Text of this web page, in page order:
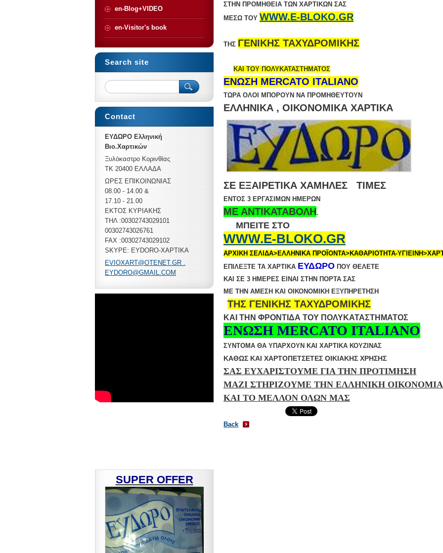
ΣΤΗΝ ΠΡΟΜΗΘΕΙΑ ΤΩΝ ΧΑΡΤΙΚΩΝ ΣΑΣ
ΜΕΣΩ ΤΟΥ WWW.E-BLOKO.GR
ΤΗΣ ΓΕΝΙΚΗΣ ΤΑΧΥΔΡΟΜΙΚΗΣ
ΚΑΙ ΤΟΥ ΠΟΛΥΚΑΤΑΣΤΗΜΑΤΟΣ
ΕΝΩΣΗ ΜERCATO ITALIANO
ΤΩΡΑ ΟΛΟΙ ΜΠΟΡΟΥΝ ΝΑ ΠΡΟΜΗΘΕΥΤΟΥΝ
ΕΛΛΗΝΙΚΑ , ΟΙΚΟΝΟΜΙΚΑ ΧΑΡΤΙΚΑ
ΣΕ ΕΞΑΙΡΕΤΙΚΑ ΧΑΜΗΛΕΣ ΤΙΜΕΣ
ΕΝΤΟΣ 3 ΕΡΓΑΣΙΜΩΝ ΗΜΕΡΩΝ
ΜΕ ΑΝΤΙΚΑΤΑΒΟΛΗ.
ΜΠΕΙΤΕ ΣΤΟ
WWW.E-BLOKO.GR
ΑΡΧΙΚΗ ΣΕΛΙΔΑ>ΕΛΛΗΝΙΚΑ ΠΡΟΪΟΝΤΑ>ΚΑΘΑΡΙΟΤΗΤΑ-
ΕΠΙΛΕΞΤΕ ΤΑ ΧΑΡΤΙΚΑ ΕΥΔΩΡΟ ΠΟΥ ΘΕΛΕΤΕ
ΚΑΙ ΣΕ 3 ΗΜΕΡΕΣ ΕΙΝΑΙ ΣΤΗΝ ΠΟΡΤΑ ΣΑΣ
ΜΕ ΤΗΝ ΑΜΕΣΗ ΚΑΙ ΟΙΚΟΝΟΜΙΚΗ ΕΞΥΠΗΡΕΤΗΣΗ
ΤΗΣ ΓΕΝΙΚΗΣ ΤΑΧΥΔΡΟΜΙΚΗΣ
ΚΑΙ ΤΗΝ ΦΡΟΝΤΙΔΑ ΤΟΥ ΠΟΛΥΚΑΤΑΣΤΗΜΑΤΟΣ
ΕΝΩΣΗ MERCATO ITALIANO
ΣΥΝΤΟΜΑ ΘΑ ΥΠΑΡΧΟΥΝ ΚΑΙ ΧΑΡΤΙΚΑ ΚΟΥΖΙΝΑΣ
ΚΑΘΩΣ ΚΑΙ ΧΑΡΤΟΠΕΤΣΕΤΕΣ ΟΙΚΙΑΚΗΣ ΧΡΗΣΗΣ
ΣΑΣ ΕΥΧΑΡΙΣΤΟΥΜΕ ΓΙΑ ΤΗΝ ΠΡΟΤΙΜΗΣΗ
ΜΑΖΙ ΣΤΗΡΙΖΟΥΜΕ ΤΗΝ ΕΛΛΗΝΙΚΗ ΟΙΚΟΝΟΜΙΑ
ΚΑΙ ΤΟ ΜΕΛΛΟΝ ΟΛΩΝ ΜΑΣ
Back
en-Blog+VIDEO
en-Visitor's book
Search site
Contact
ΕΥΔΩΡΟ Ελληνική
Βιο.Χαρτικών
Ξυλόκαστρο Κορινθίας
ΤΚ 20400 ΕΛΛΑΔΑ
ΩΡΕΣ ΕΠΙΚΟΙΝΩΝΙΑΣ
08.00 - 14.00 &
17.10 - 21.00
ΕΚΤΟΣ ΚΥΡΙΑΚΗΣ
ΤΗΛ :00302743029101
00302743026761
FAX :00302743029102
SKYPE: EYDORO-XAPTIKA
EVIOXART@OTENET.GR .
EYDORO@GMAIL.COM
SUPER OFFER